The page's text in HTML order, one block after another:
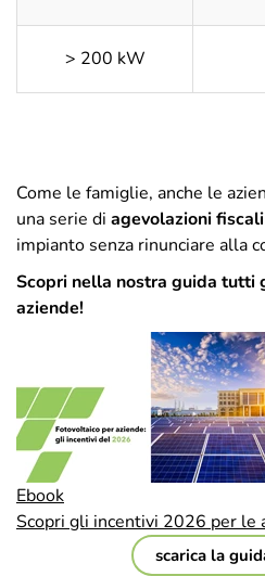
> 200 kW
Come le famiglie, anche le
una serie di agevolazioni fiscali
impianto senza rinunciare alla
Scopri nella nostra guida tutti
aziende!
Ebook
Scopri gli incentivi 2026 per le
scarica la